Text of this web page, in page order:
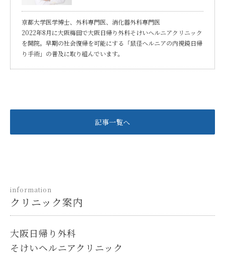
京都大学医学博士、外科専門医、消化器外科専門医
2022年8月に大阪梅田で大阪日帰り外科そけいヘルニアクリニック
を開院。早期の社会復帰を可能にする「鼠径ヘルニアの内視鏡日帰
り手術」の普及に取り組んでいます。
記事一覧へ
information
クリニック案内
大阪日帰り外科
そけいヘルニアクリニック